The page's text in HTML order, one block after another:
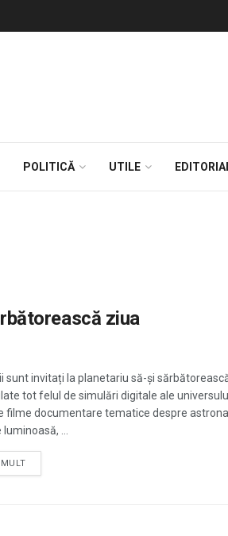
POLITICĂ UTILE
ziua
sunt invitați la planetariu să-și
tot felul de simulări digitale ale
filme documentare tematice despre
...